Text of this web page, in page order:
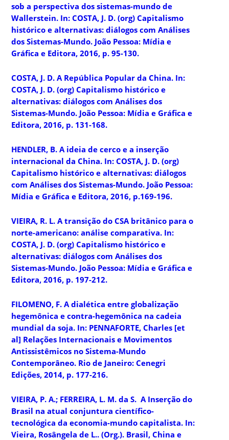
sob a perspectiva dos sistemas-mundo de
Wallerstein. In: COSTA, J. D. (org) Capitalismo
histórico e alternativas: diálogos com Análises
dos Sistemas-Mundo. João Pessoa: Mídia e
Gráfica e Editora, 2016, p. 95-130.
COSTA, J. D. A República Popular da China. In:
COSTA, J. D. (org) Capitalismo histórico e
alternativas: diálogos com Análises dos
Sistemas-Mundo. João Pessoa: Mídia e Gráfica e
Editora, 2016, p. 131-168.
HENDLER, B. A ideia de cerco e a inserção
internacional da China. In: COSTA, J. D. (org)
Capitalismo histórico e alternativas: diálogos
com Análises dos Sistemas-Mundo. João Pessoa:
Mídia e Gráfica e Editora, 2016, p.169-196.
VIEIRA, R. L. A transição do CSA britânico para o
norte-americano: análise comparativa. In:
COSTA, J. D. (org) Capitalismo histórico e
alternativas: diálogos com Análises dos
Sistemas-Mundo. João Pessoa: Mídia e Gráfica e
Editora, 2016, p. 197-212.
FILOMENO, F. A dialética entre globalização
hegemônica e contra-hegemônica na cadeia
mundial da soja. In: PENNAFORTE, Charles [et
al] Relações Internacionais e Movimentos
Antissistêmicos no Sistema-Mundo
Contemporâneo. Rio de Janeiro: Cenegri
Edições, 2014, p. 177-216.
VIEIRA, P. A.; FERREIRA, L. M. da S. A Inserção do
Brasil na atual conjuntura científico-
tecnológica da economia-mundo capitalista. In:
Vieira, Rosângela de L.. (Org.). Brasil, China e